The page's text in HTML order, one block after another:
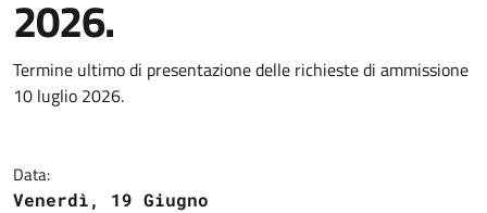
2026.
Termine ultimo di presentazione delle richieste di ammissione
10 luglio 2026.
Data:
Venerdì, 19 Giugno